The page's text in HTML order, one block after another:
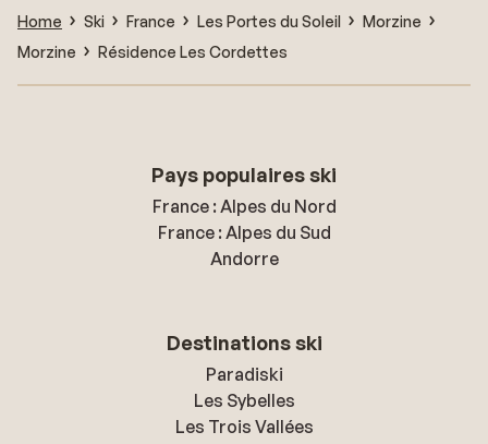
Home Ski France Les Portes du Soleil
Morzine
Morzine
Résidence Les Cordettes
Pays populaires ski
France : Alpes du Nord
France : Alpes du Sud
Andorre
Destinations ski
Paradiski
Les Sybelles
Les Trois Vallées